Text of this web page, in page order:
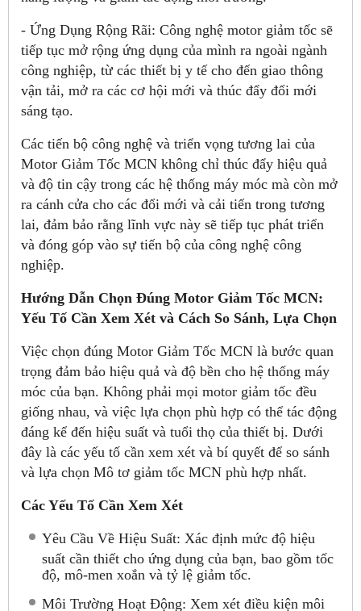
- Ứng Dụng Rộng Rãi: Công nghệ motor giảm tốc sẽ
tiếp tục mở rộng ứng dụng của mình ra ngoài ngành
công nghiệp, từ các thiết bị y tế cho đến giao thông
vận tải, mở ra các cơ hội mới và thúc đẩy đổi mới
sáng tạo.
Các tiến bộ công nghệ và triển vọng tương lai của
Motor Giảm Tốc MCN không chỉ thúc đẩy hiệu quả
và độ tin cậy trong các hệ thống máy móc mà còn mở
ra cánh cửa cho các đổi mới và cải tiến trong tương
lai, đảm bảo rằng lĩnh vực này sẽ tiếp tục phát triển
và đóng góp vào sự tiến bộ của công nghệ công
nghiệp.
Hướng Dẫn Chọn Đúng Motor Giảm Tốc MCN:
Yếu Tố Cần Xem Xét và Cách So Sánh, Lựa Chọn
Việc chọn đúng Motor Giảm Tốc MCN là bước quan
trọng đảm bảo hiệu quả và độ bền cho hệ thống máy
móc của bạn. Không phải mọi motor giảm tốc đều
giống nhau, và việc lựa chọn phù hợp có thể tác động
đáng kể đến hiệu suất và tuổi thọ của thiết bị. Dưới
đây là các yếu tố cần xem xét và bí quyết để so sánh
và lựa chọn Mô tơ giảm tốc MCN phù hợp nhất.
Các Yếu Tố Cần Xem Xét
Yêu Cầu Về Hiệu Suất: Xác định mức độ hiệu
suất cần thiết cho ứng dụng của bạn, bao gồm tốc
độ, mô-men xoắn và tỷ lệ giảm tốc.
Môi Trường Hoạt Động: Xem xét điều kiện môi